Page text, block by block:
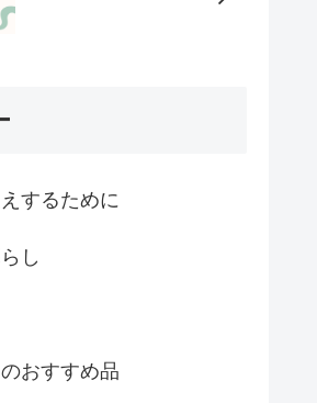
するために
し
おすすめ品